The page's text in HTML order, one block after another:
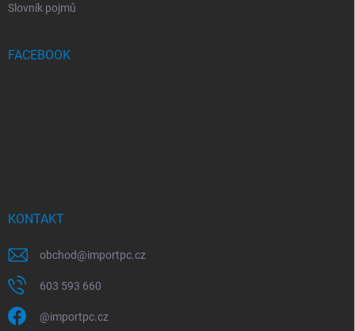
Slovník pojmů
FACEBOOK
KONTAKT
obchod@importpc.cz
603 593 660
@importpc.cz